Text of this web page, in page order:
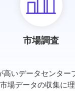
市場調査
高いデータセンター
場データの収集に理